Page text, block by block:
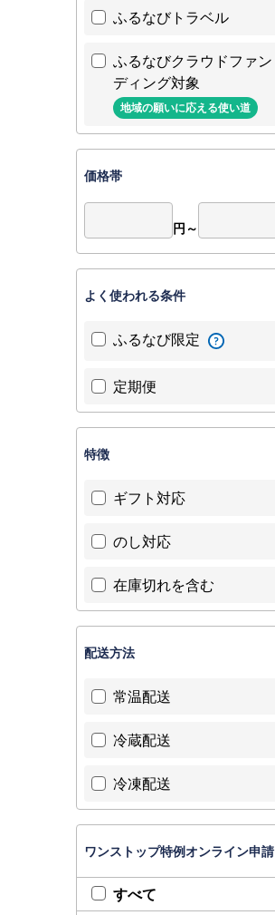
ふるなびトラベル
ふるなびクラウドファン
ディング対象
地域の願いに応える使い道
価格帯
円～
よく使われる条件
ふるなび限定
定期便
特徴
ギフト対応
のし対応
在庫切れを含む
配送方法
常温配送
冷蔵配送
冷凍配送
ワンストップ特例オンライン申請
すべて